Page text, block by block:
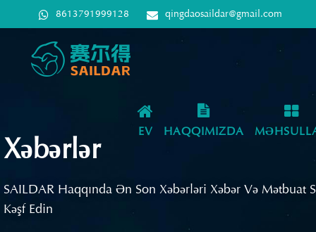
8613791999128 qingdaosaildar@gmail.com
EV HAQQIMIZDA
Xəbərlər
SAILDAR Haqqında Ən Son Xəbərləri Xəbər Və Mətbuat
Kəşf Edin